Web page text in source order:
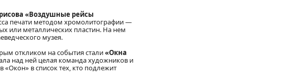
«Воздушные рейсы
печати методом хромолитографии —
или металлических пластин. На нем
музея.
откликом на события стали«Окна
над ней целая команда художников и
в список тех, кто подлежит